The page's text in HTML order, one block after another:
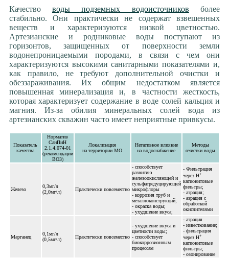
Качествоводы подземных водоисточников более
стабильно. Они практически не содержат взвешенных
веществ и характеризуются низкой цветностью.
Артезианские и родниковые воды поступают из
горизонтов, защищенных от поверхности земли
водонепроницаемыми породами, в связи с чем они
характеризуются высокими санитарными показателями и,
как правило, не требуют дополнительной очистки и
обеззараживания. Их общим недостатком является
повышенная минерализация и, в частности жесткость,
которая характеризует содержание в воде солей кальция и
магния. Из-за обилия минеральных солей вода из
артезианских скважин часто имеет неприятные привкусы.
Показатель
качества
Норматив
СанПиН
2.1.4.074-01
(рекомендации
ВОЗ)
Локализация
на территории МО
Негативное влияние
на водоснабжение
Методы
очистки воды
Железо
0,3мг/л
(2,0мг/л)
Практически повсеместно
- способствует
развитию
железоокисляющей и
сульфатредуцирующей
микрофлоры
- коррозия труб и
металлоконструкций;
- окраска воды;
- ухудшение вкуса;
- Фильтрация
через Н+
катионитовые
фильтры;
- аэрация;
- аэрация с
обработкой
окислителями
Марганец
0,1мг/л
(0,5мг/л)
Практически повсеместно
- ухудшение вкуса и
цветности воды;
- способствует
биокоррозионным
процессам
- аэрация
- известкование;
- фильтрация
через Н+
катионитовые
фильтры;
- озонирование